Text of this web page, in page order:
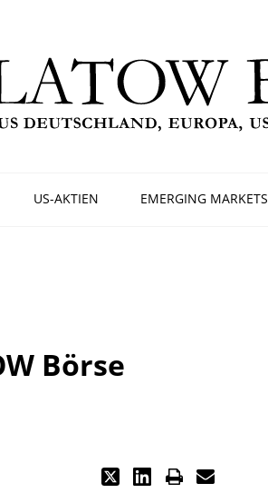
US-AKTIEN EMERGING MARKETS
Börse